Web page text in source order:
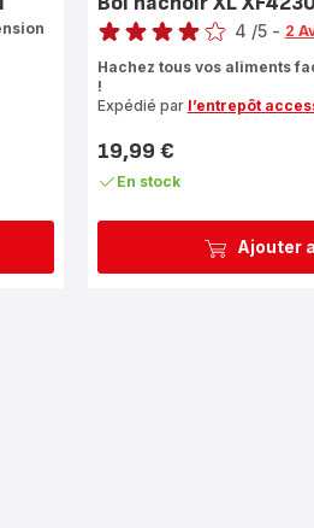
Ajouter
Note
4
étoiles
4 /5 - 2
Hachez tous vos aliments
!
Expédié par l’entrepôt
Prix
19,99 €
En stock